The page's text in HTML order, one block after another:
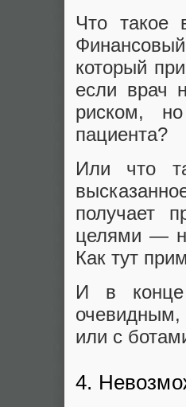
Что такое
который
если врач
риском,
пациента?
Или что
получает
целями —
Как тут
И в конце
или с
4.